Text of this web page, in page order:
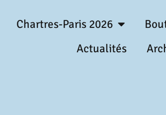
Chartres-Paris 2026
Actualités